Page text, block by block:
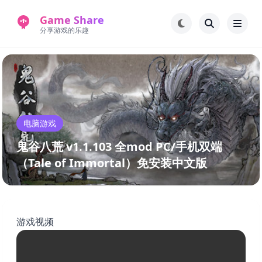
Game Share
分享游戏的乐趣
首页 电脑游戏
手机游戏 常见问题解答
新版游戏站 永久地址
电脑游戏
鬼谷八荒 v1.1.103 全mod PC/手机双端
（Tale of Immortal）免安装中文版
游戏视频